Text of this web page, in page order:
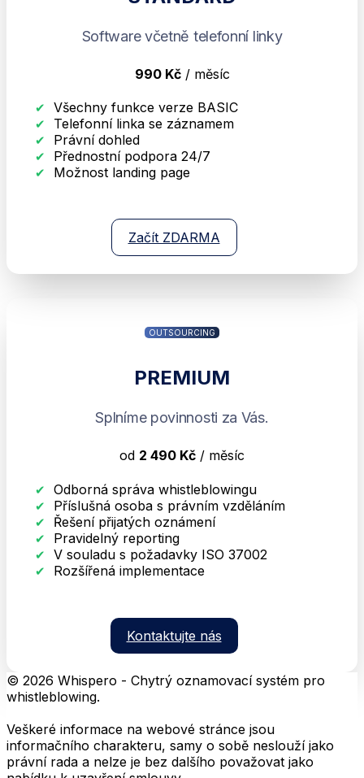
Software včetně telefonní linky
990 Kč/ měsíc
Všechny funkce verze BASIC
Telefonní linka se záznamem
Právní dohled
Přednostní podpora 24/7
Možnost landing page
Začít ZDARMA
OUTSOURCING
PREMIUM
Splníme povinnosti za Vás.
od 2 490 Kč / měsíc
Odborná správa whistleblowingu
Příslušná osoba s právním vzděláním
Řešení přijatých oznámení
Pravidelný reporting
V souladu s požadavky ISO 37002
Rozšířená implementace
Kontaktujte nás
© 2026 Whispero - Chytrý oznamovací systém pro
whistleblowing.
Veškeré informace na webové stránce jsou
informačního charakteru, samy o sobě neslouží jako
právní rada a nelze je bez dalšího považovat jako